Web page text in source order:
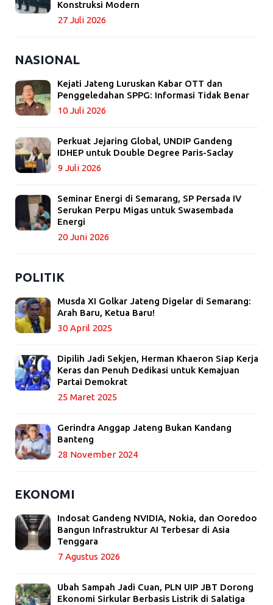
Konstruksi Modern
27 Juli 2026
NASIONAL
Kejati Jateng Luruskan Kabar OTT dan
Penggeledahan SPPG: Informasi Tidak Benar
10 Juli 2026
Perkuat Jejaring Global, UNDIP Gandeng
IDHEP untuk Double Degree Paris-Saclay
9 Juli 2026
Seminar Energi di Semarang, SP Persada IV
Serukan Perpu Migas untuk Swasembada
Energi
20 Juni 2026
POLITIK
Musda XI Golkar Jateng Digelar di Semarang:
Arah Baru, Ketua Baru!
30 April 2025
Dipilih Jadi Sekjen, Herman Khaeron Siap Kerja
Keras dan Penuh Dedikasi untuk Kemajuan
Partai Demokrat
25 Maret 2025
Gerindra Anggap Jateng Bukan Kandang
Banteng
28 November 2024
EKONOMI
Indosat Gandeng NVIDIA, Nokia, dan Ooredoo
Bangun Infrastruktur AI Terbesar di Asia
Tenggara
7 Agustus 2026
Ubah Sampah Jadi Cuan, PLN UIP JBT Dorong
Ekonomi Sirkular Berbasis Listrik di Salatiga